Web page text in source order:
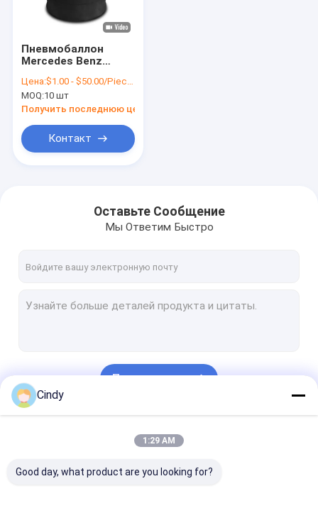
Пневмобаллон
Mercedes Benz
942.320.23.21
Contitech 4183NP24
BENZ A9423202321
Vkntech1K4183-2
Цена:$1.00 - $50.00/Pieces
MOQ:10 шт
Получить последнюю цену
Контакт
Оставьте Сообщение
Мы Ответим Быстро
Продолжать
Cindy
1:29 AM
Good day, what product are you looking for?